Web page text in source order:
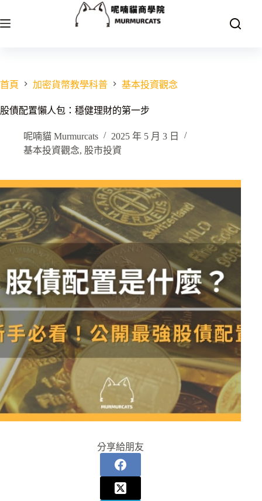
至
容
首頁 加密貨幣教學科普 基本投資觀念
股債配置懶人包：穩健理財的第一步
呢喃貓 Murmurcats
2025 年 5 月 3 日
基本投資觀念, 股市投資
分享給朋友